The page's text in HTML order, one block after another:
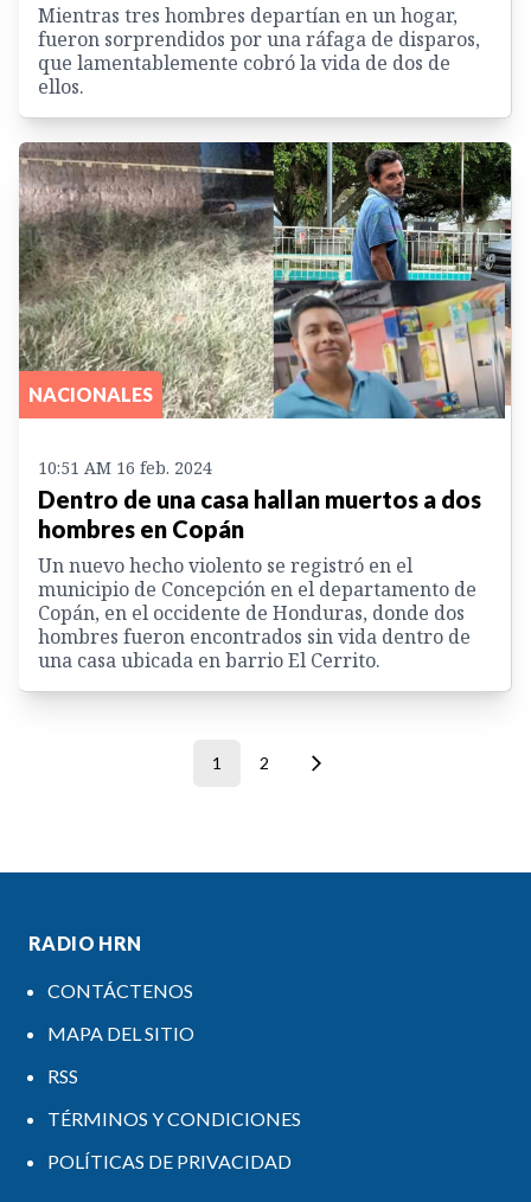
Mientras tres hombres departían en un hogar,
fueron sorprendidos por una ráfaga de disparos,
que lamentablemente cobró la vida de dos de
ellos.
NACIONALES
10:51 AM 16 feb. 2024
Dentro de una casa hallan muertos a dos
hombres en Copán
Un nuevo hecho violento se registró en el
municipio de Concepción en el departamento de
Copán, en el occidente de Honduras, donde dos
hombres fueron encontrados sin vida dentro de
una casa ubicada en barrio El Cerrito.
1 2
RADIO HRN
CONTÁCTENOS
MAPA DEL SITIO
RSS
TÉRMINOS Y CONDICIONES
POLÍTICAS DE PRIVACIDAD